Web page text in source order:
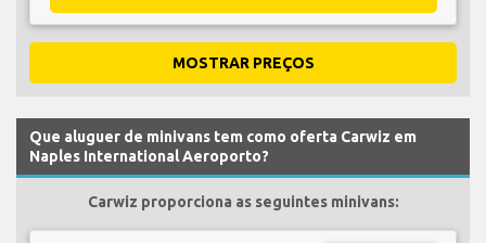
MOSTRAR PREÇOS
Que aluguer de minivans tem como oferta Carwiz em
Naples International Aeroporto?
Carwiz proporciona as seguintes minivans: